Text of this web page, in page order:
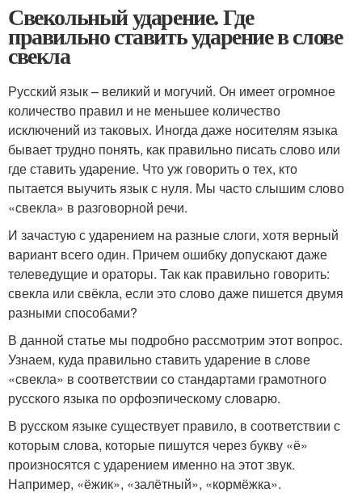
Свекольный ударение. Где
правильно ставить ударение в слове
свекла
Русский язык – великий и могучий. Он имеет огромное
количество правил и не меньшее количество
исключений из таковых. Иногда даже носителям языка
бывает трудно понять, как правильно писать слово или
где ставить ударение. Что уж говорить о тех, кто
пытается выучить язык с нуля. Мы часто слышим слово
«свекла» в разговорной речи.
И зачастую с ударением на разные слоги, хотя верный
вариант всего один. Причем ошибку допускают даже
телеведущие и ораторы. Так как правильно говорить:
свекла или свёкла, если это слово даже пишется двумя
разными способами?
В данной статье мы подробно рассмотрим этот вопрос.
Узнаем, куда правильно ставить ударение в слове
«свекла» в соответствии со стандартами грамотного
русского языка по орфоэпическому словарю.
В русском языке существует правило, в соответствии с
которым слова, которые пишутся через букву «ё»
произносятся с ударением именно на этот звук.
Например, «ёжик», «залётный», «кормёжка».